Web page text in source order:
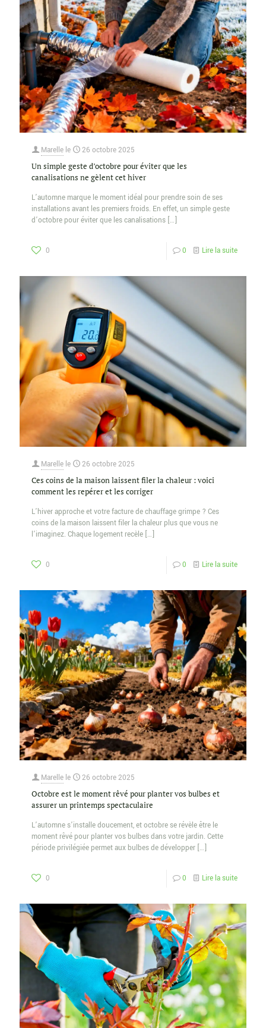
Marelle le 26 octobre 2025
Un simple geste d’octobre pour éviter que les
canalisations ne gèlent cet hiver
L’automne marque le moment idéal pour prendre soin de ses
installations avant les premiers froids. En effet, un simple geste
d’octobre pour éviter que les canalisations […]
0 0 Lire la suite
Marelle le 26 octobre 2025
Ces coins de la maison laissent filer la chaleur : voici
comment les repérer et les corriger
L’hiver approche et votre facture de chauffage grimpe ? Ces
coins de la maison laissent filer la chaleur plus que vous ne
l’imaginez. Chaque logement recèle […]
0 0 Lire la suite
Marelle le 26 octobre 2025
Octobre est le moment rêvé pour planter vos bulbes et
assurer un printemps spectaculaire
L’automne s’installe doucement, et octobre se révèle être le
moment rêvé pour planter vos bulbes dans votre jardin. Cette
période privilégiée permet aux bulbes de développer […]
0 0 Lire la suite